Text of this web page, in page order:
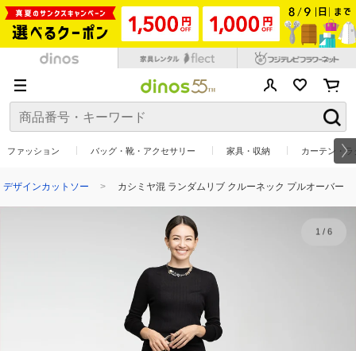
ファッション バッグ・靴・アクセサリー 家具・収納 カーテン・
デザインカットソー カシミヤ混 ランダムリブ クルーネック プルオーバー
1/ 6